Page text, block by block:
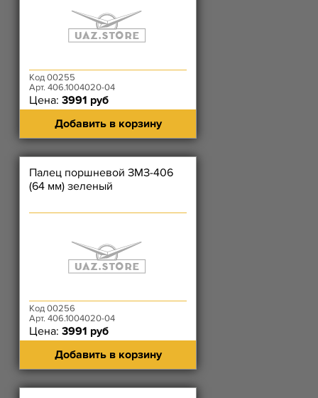
Код 00255
Арт. 406.1004020-04
Цена: 3991 руб
Добавить в корзину
Палец поршневой ЗМЗ-406
(64 мм) зеленый
Код 00256
Арт. 406.1004020-04
Цена: 3991 руб
Добавить в корзину